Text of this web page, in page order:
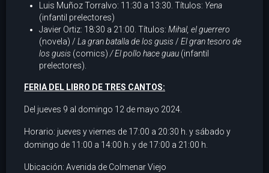
Luis Muñoz Torralvo: 11:30 a 13:30. Títulos: Yena
(infantil prelectores)
Javier Ortiz: 18:30 a 21:00. Títulos: Mihal, el guerrero
(novela) / La gran batalla de los gusis/ El gran tesoro de
los gusis (comics)/ El pollo hace guau (infantil
prelectores).
FERIA DEL LIBRO DE TRES CANTOS:
Del jueves 9 al domingo 12 de mayo 2024.
Horario: jueves y viernes de 17:00 a 20:30 h. y sábado y
domingo de 11:00 a 14:00 h. y de 17:00 a 21:00 h.
Ubicación: Avenida de Colmenar Viejo